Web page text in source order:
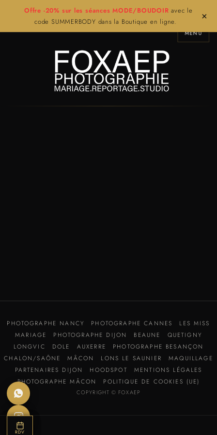
Offre -20% sur les séances MODE/BOUDOIR avec le
code SUMMERBODY dans la Boutique en ligne.
×
MENU
PHOTOGRAPHE NANCY PHOTOGRAPHE CANNES
LES MISS
MARIAGE
PHOTOGRAPHE DIJON BEAUNE
QUETIGNY
LONGVIC
DOLE AUXERRE
PHOTOGRAPHE BESANÇON
CHALON/SAÔNE
MÂCON LONS LE SAUNIER
MAQUILLAGE
PARTENAIRES DIJON
HOODSPOT
MENTIONS LÉGALES
PHOTOGRAPHE MÂCON
POLITIQUE DE COOKIES (UE)
COPYRIGHT © FOXAEP
AVIS
BOUTIQUE
RDV